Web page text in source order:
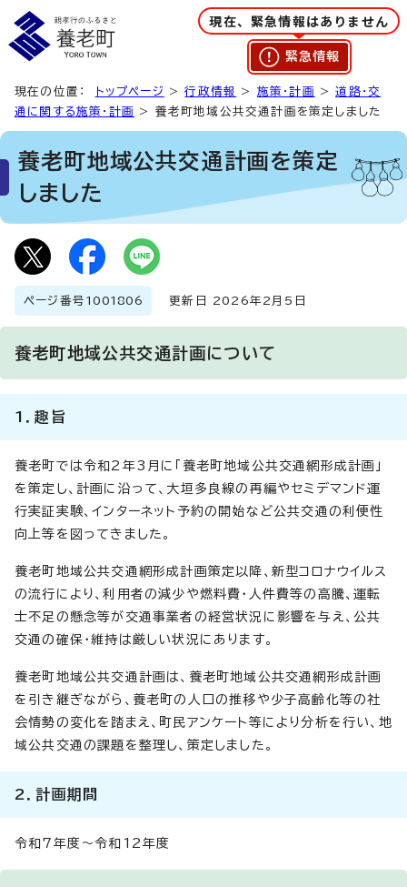
現在、緊急情報はありません
緊急情報
現在の位置： トップページ >行政情報 > 施策・計画 >道路・交
通に関する施策・計画
> 養老町地域公共交通計画を策定しました
養老町地域公共交通計画を策定
しました
ページ番号 1001806 更新日 2026年2月5日
養老町地域公共交通計画について
1．趣旨
養老町では令和2年3月に「養老町地域公共交通網形成計画」
を策定し、計画に沿って、大垣多良線の再編やセミデマンド運
行実証実験、インターネット予約の開始など公共交通の利便性
向上等を図ってきました。
養老町地域公共交通網形成計画策定以降、新型コロナウイルス
の流行により、利用者の減少や燃料費・人件費等の高騰、運転
士不足の懸念等が交通事業者の経営状況に影響を与え、公共
交通の確保・維持は厳しい状況にあります。
養老町地域公共交通計画は、養老町地域公共交通網形成計画
を引き継ぎながら、養老町の人口の推移や少子高齢化等の社
会情勢の変化を踏まえ、町民アンケート等により分析を行い、地
域公共交通の課題を整理し、策定しました。
2．計画期間
令和7年度～令和12年度